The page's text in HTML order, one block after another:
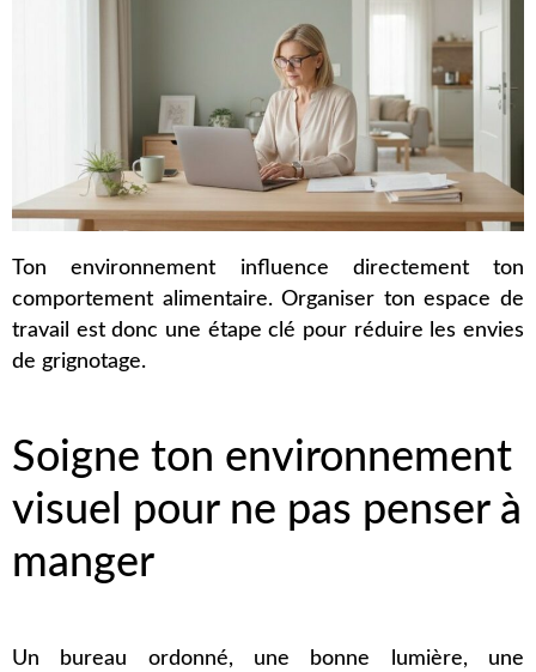
Ton environnement influence directement ton
comportement alimentaire. Organiser ton espace de
travail est donc une étape clé pour réduire les envies
de grignotage.
Soigne ton environnement
visuel pour ne pas penser à
manger
Un bureau ordonné, une bonne lumière, une